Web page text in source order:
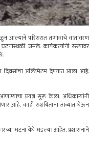
आल्याने परिसरात तणावाचे वातावरण
जमले. कार्यकर्त्यांनी रस्त्यावर
दिवसांचा अल्टिमेटम देण्यात आला आहे.
प्रयत्न सुरू केला. अधिकाऱ्यांनी
आहे. काही संशयितांना ताब्यात घेऊन
घटना येथे घडल्या आहेत. प्रशासनाने